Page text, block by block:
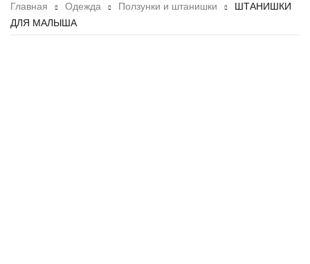
Главная Одежда Ползунки и штанишки
ШТАНИШКИ
ДЛЯ МАЛЫША